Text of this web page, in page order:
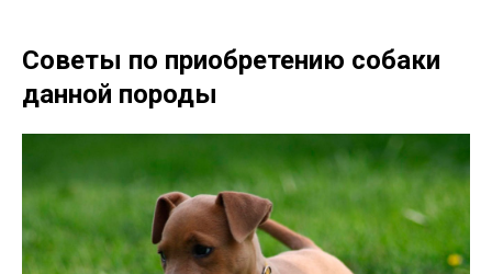
Советы по приобретению собаки
данной породы